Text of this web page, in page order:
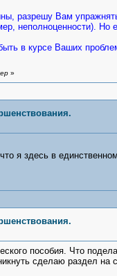
разрешу Вам
неполноценности).
в курсе Ваших
»
я здесь в
пособия. Что
сделаю раздел на